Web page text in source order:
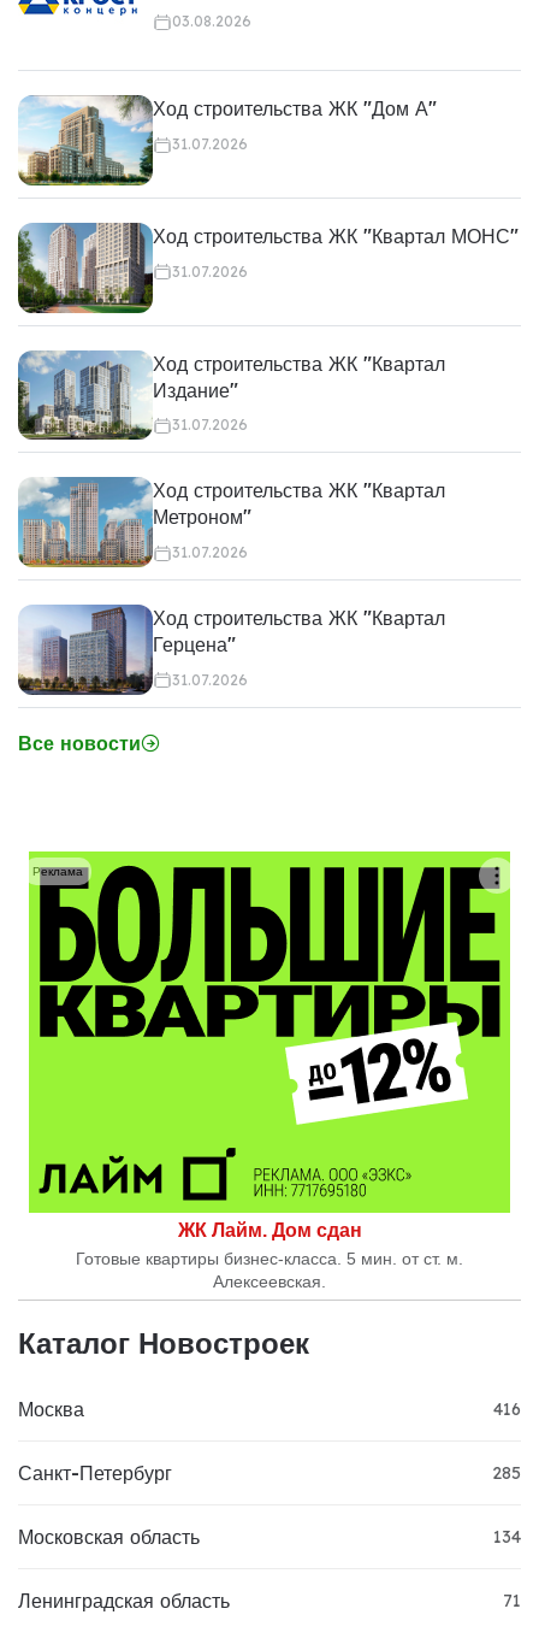
03.08.2026
Ход строительства ЖК "Дом А"
31.07.2026
Ход строительства ЖК "Квартал МОНС"
31.07.2026
Ход строительства ЖК "Квартал
Издание"
31.07.2026
Ход строительства ЖК "Квартал
Метроном"
31.07.2026
Ход строительства ЖК "Квартал
Герцена"
31.07.2026
Все новости
ЖК Лайм. Дом сдан
Готовые квартиры бизнес-класса. 5 мин. от ст. м.
Алексеевская.
Реклама
Каталог Новостроек
Москва 416
Санкт-Петербург 285
Московская область 134
Ленинградская область 71